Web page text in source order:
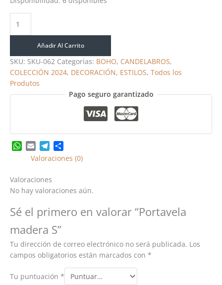
Añadir Al Carrito
SKU: SKU-062 Categorías: BOHO, CANDELABROS,
COLECCIÓN 2024, DECORACIÓN, ESTILOS, Todos los
Produtos
Pago seguro garantizado
WhatsApp
EmailTelegram
Valoraciones (0)
Valoraciones
No hay valoraciones aún.
Sé el primero en valorar “Portavela
madera S”
Tu dirección de correo electrónico no será publicada. Los
campos obligatorios están marcados con *
Tu puntuación *